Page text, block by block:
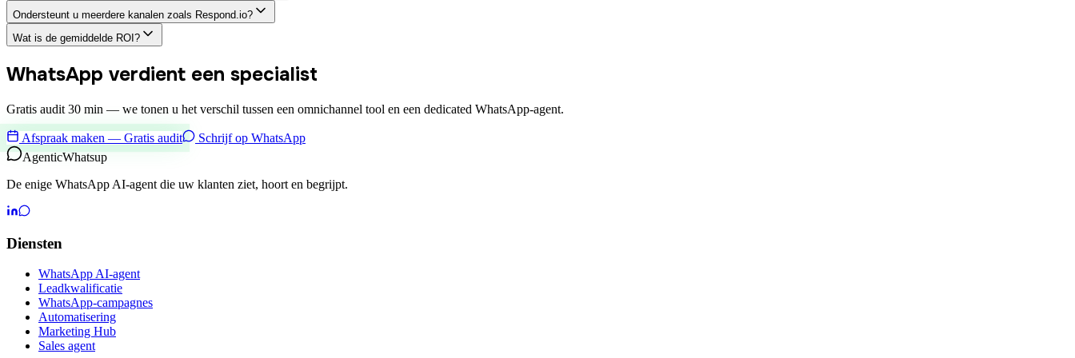
Ondersteunt u meerdere kanalen zoals Respond.io?
Wat is de gemiddelde ROI?
WhatsApp verdient een specialist
Gratis audit 30 min — we tonen u het verschil tussen een omnichannel tool en een dedicated WhatsApp-agent.
Afspraak maken — Gratis audit
Schrijf op WhatsApp
AgenticWhatsup
De enige WhatsApp AI-agent die uw klanten ziet, hoort en begrijpt.
Diensten
WhatsApp AI-agent
Leadkwalificatie
WhatsApp-campagnes
Automatisering
Marketing Hub
Sales agent